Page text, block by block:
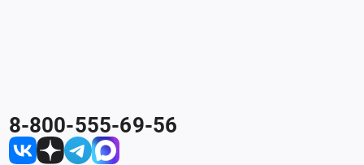
8-800-555-69-56